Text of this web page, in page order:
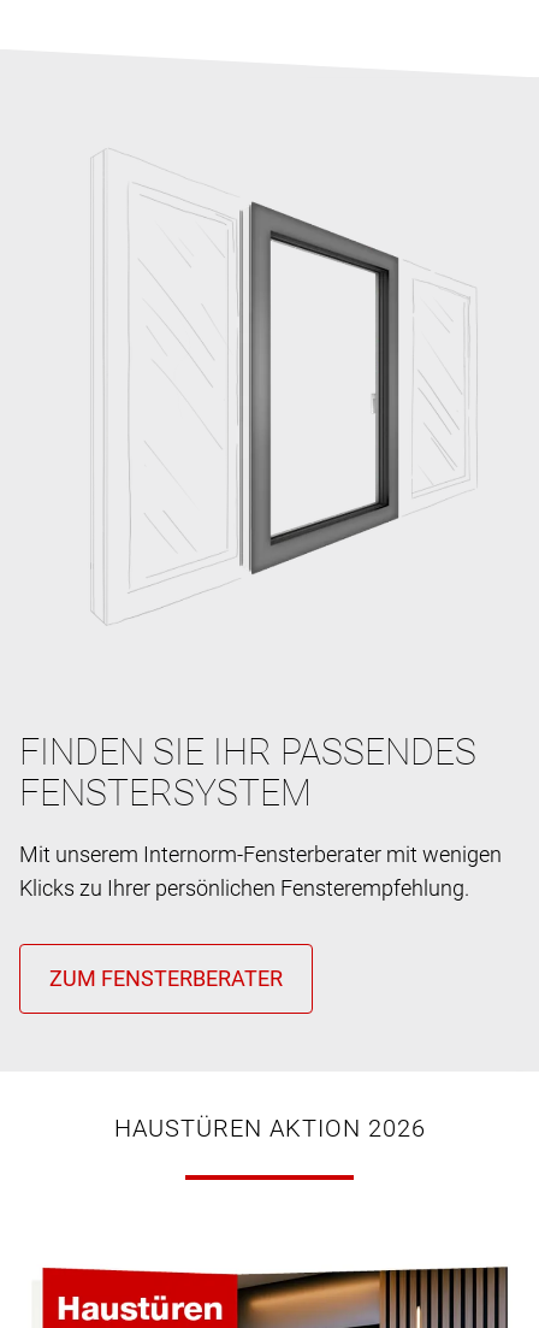
FINDEN SIE IHR PASSENDES
FENSTERSYSTEM
Mit unserem Internorm-Fensterberater mit wenigen
Klicks zu Ihrer persönlichen Fensterempfehlung.
HAUSTÜREN AKTION 2026